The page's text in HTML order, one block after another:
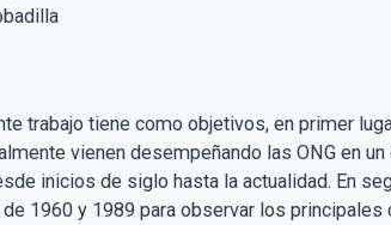
trabajo tiene como objetivos, en primer
vienen desempeñando las ONG en
inicios de siglo hasta la actualidad. En
1960 y 1989 para observar los